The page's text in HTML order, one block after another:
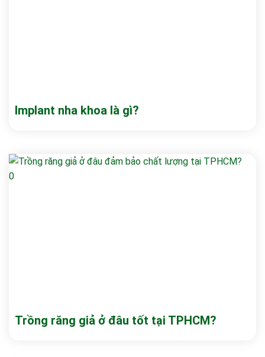
Implant nha khoa là gì?
Trồng răng giả ở đâu tốt tại TPHCM?